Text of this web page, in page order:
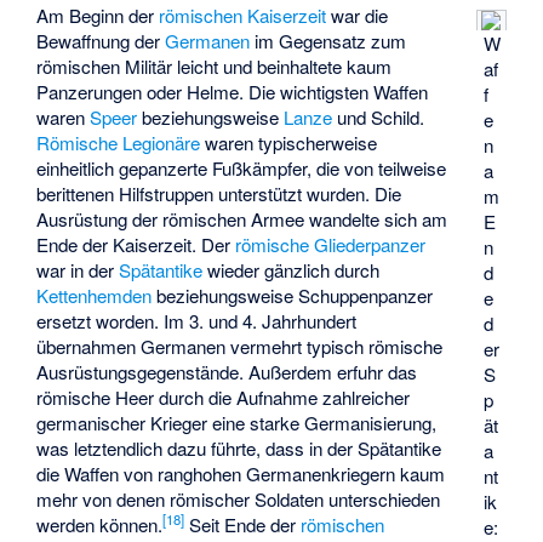
W
af
f
e
n
a
m
E
n
d
e
d
er
S
p
ät
a
nt
ik
e:
Am Beginn der römischen Kaiserzeitwar die
Bewaffnung derGermanen im Gegensatz zum
römischen Militär leicht und beinhaltete kaum
Panzerungen oder Helme. Die wichtigsten Waffen
warenSpeerbeziehungsweise Lanze und Schild.
Römische Legionärewaren typischerweise
einheitlich gepanzerte Fußkämpfer, die von teilweise
berittenen Hilfstruppen unterstützt wurden. Die
Ausrüstung der römischen Armee wandelte sich am
Ende der Kaiserzeit. Der römische Gliederpanzer
war in derSpätantikewieder gänzlich durch
Kettenhemdenbeziehungsweise Schuppenpanzer
ersetzt worden. Im 3. und 4. Jahrhundert
übernahmen Germanen vermehrt typisch römische
Ausrüstungsgegenstände. Außerdem erfuhr das
römische Heer durch die Aufnahme zahlreicher
germanischer Krieger eine starke Germanisierung,
was letztendlich dazu führte, dass in der Spätantike
die Waffen von ranghohen Germanenkriegern kaum
mehr von denen römischer Soldaten unterschieden
werden können.[18] Seit Ende der römischen